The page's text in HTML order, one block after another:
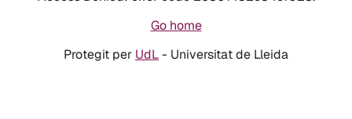
Go home
Protegit per UdL- Universitat de Lleida